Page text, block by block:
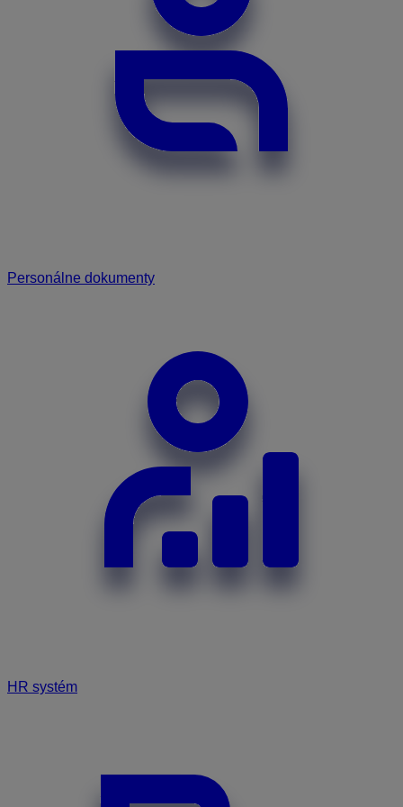
Personálne dokumenty
HR systém